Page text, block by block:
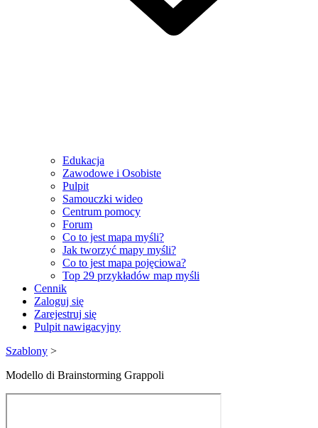
Edukacja
Zawodowe i Osobiste
Pulpit
Samouczki wideo
Centrum pomocy
Forum
Co to jest mapa myśli?
Jak tworzyć mapy myśli?
Co to jest mapa pojęciowa?
Top 29 przykładów map myśli
Cennik
Zaloguj się
Zarejestruj się
Pulpit nawigacyjny
Szablony >
Modello di Brainstorming Grappoli